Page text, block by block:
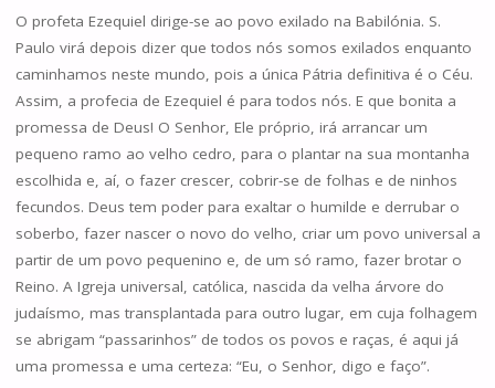
O profeta Ezequiel dirige-se ao povo exilado na Babilónia. S.
Paulo virá depois dizer que todos nós somos exilados enquanto
caminhamos neste mundo, pois a única Pátria definitiva é o Céu.
Assim, a profecia de Ezequiel é para todos nós. E que bonita a
promessa de Deus! O Senhor, Ele próprio, irá arrancar um
pequeno ramo ao velho cedro, para o plantar na sua montanha
escolhida e, aí, o fazer crescer, cobrir-se de folhas e de ninhos
fecundos. Deus tem poder para exaltar o humilde e derrubar o
soberbo, fazer nascer o novo do velho, criar um povo universal a
partir de um povo pequenino e, de um só ramo, fazer brotar o
Reino. A Igreja universal, católica, nascida da velha árvore do
judaísmo, mas transplantada para outro lugar, em cuja folhagem
se abrigam “passarinhos” de todos os povos e raças, é aqui já
uma promessa e uma certeza: “Eu, o Senhor, digo e faço”.